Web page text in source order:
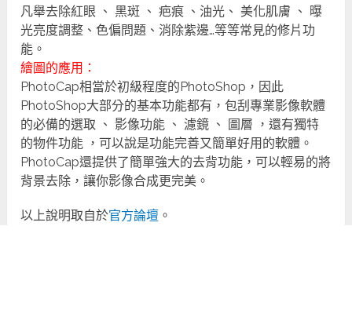
凡舉去除紅眼 、 黑斑 、 疤痕 、油光、 美化肌膚 、 曝
光亮度調整、色偏問題、消除紫邊…等等常見的修片功
能。
繪圖的應用：
PhotoCap相當於初級程度的PhotoShop，因此
PhotoShop大部分的基本功能都有，包刮專業影像軟體
的必備的選取 、 影像功能 、 濾鏡 、 圖層 ，還有獨特
的物件功能 ，可以說是功能完善又簡單好用的軟體。
PhotoCap還提供了簡單強大的去背功能，可以輕易的將
背景去除，讓你影像合成更完美。
以上說明取自於官方論壇 。